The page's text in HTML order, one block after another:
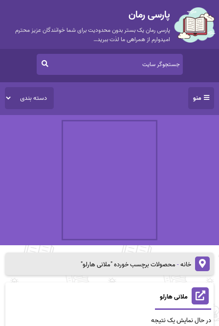
پارسی رمان
پارسی رمان یک بستر بدون محدودیت برای شما خوانندگان عزیز محترم
امیدوارم از همراهی ما لذت ببرید…
منو
خانه-محصولات برچسب خورده "ملانی هارلو"
ملانی هارلو
در حال نمایش یک نتیجه